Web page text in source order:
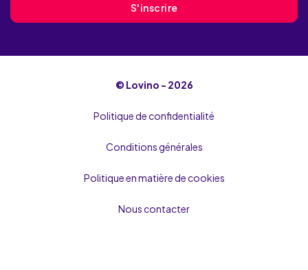
S'inscrire
© Lovino - 2026
Politique de confidentialité
Conditions générales
Politique en matière de cookies
Nous contacter